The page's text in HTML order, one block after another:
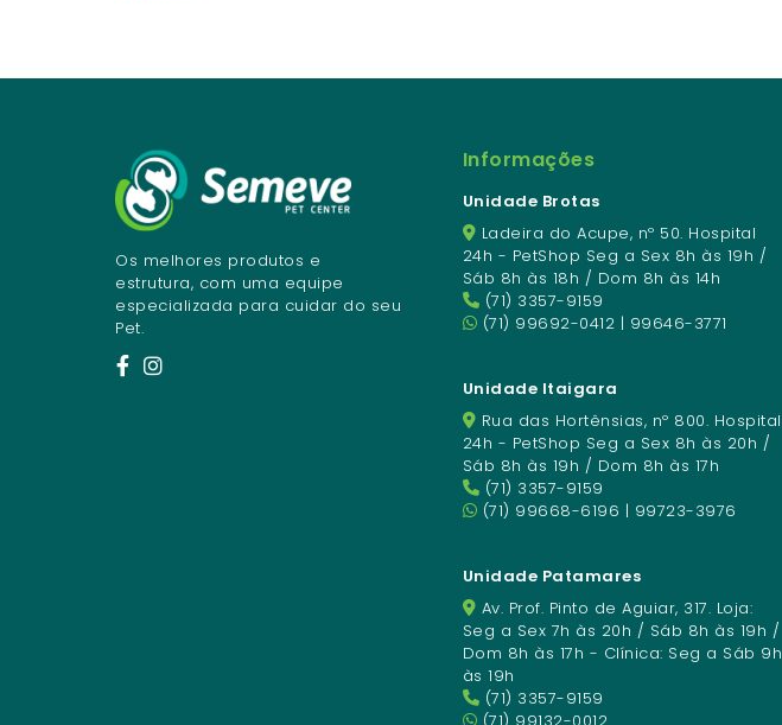
Os melhores produtos e
estrutura, com uma equipe
especializada para cuidar do seu
Pet.
Informações
Unidade Brotas
Ladeira do Acupe, nº 50. Hospital
24h - PetShop Seg a Sex 8h às 19h /
Sáb 8h às 18h / Dom 8h às 14h
(71) 3357-9159
(71) 99692-0412 | 99646-3771
Unidade Itaigara
Rua das Hortênsias, nº 800. Hospital
24h - PetShop Seg a Sex 8h às 20h /
Sáb 8h às 19h / Dom 8h às 17h
(71) 3357-9159
(71) 99668-6196 | 99723-3976
Unidade Patamares
Av. Prof. Pinto de Aguiar, 317. Loja:
Seg a Sex 7h às 20h / Sáb 8h às 19h /
Dom 8h às 17h - Clínica: Seg a Sáb 9h
às 19h
(71) 3357-9159